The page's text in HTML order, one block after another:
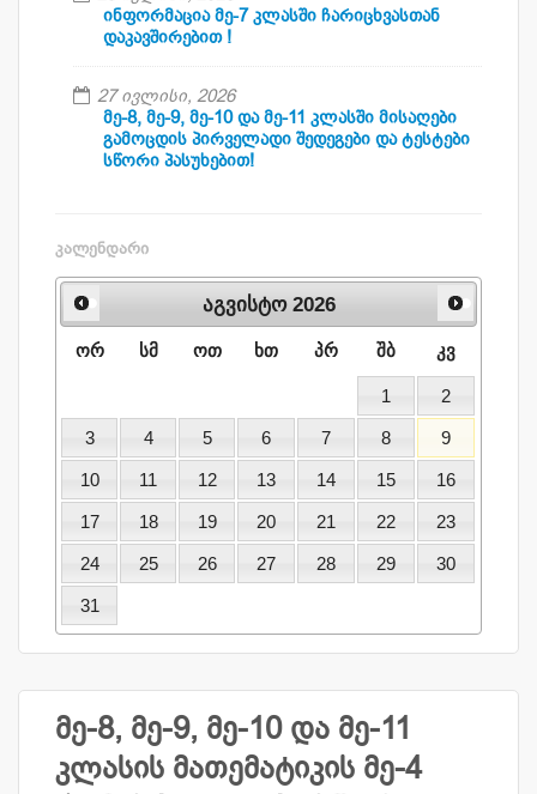
ინფორმაცია მე-7 კლასში ჩარიცხვასთან
დაკავშირებით !
27 ივლისი, 2026
მე-8, მე-9, მე-10 და მე-11 კლასში მისაღები
გამოცდის პირველადი შედეგები და ტესტები
სწორი პასუხებით!
ᲙᲐᲚᲔᲜᲓᲐᲠᲘ
აგვისტო 2026
ორ სმ ოთ ხთ პრ შბ კვ
1 2
3 4 5 6 7 8 9
10 11 12 13 14 15 16
17 18 19 20 21 22 23
24 25 26 27 28 29 30
31
მე-8, მე-9, მე-10 და მე-11
კლასის მათემატიკის მე-4